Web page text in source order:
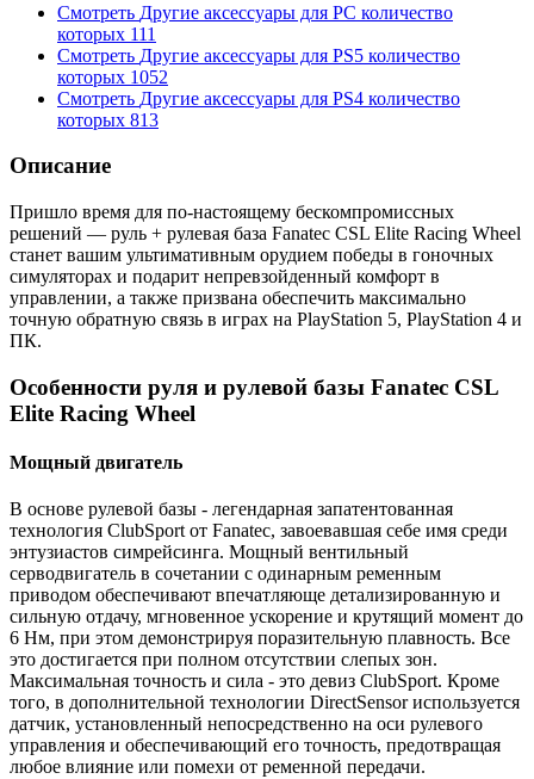
Смотреть Другие аксессуары для PC количество
которых 111
Смотреть Другие аксессуары для PS5 количество
которых 1052
Смотреть Другие аксессуары для PS4 количество
которых 813
Описание
Пришло время для по-настоящему бескомпромиссных
решений — руль + рулевая база Fanatec CSL Elite Racing Wheel
станет вашим ультимативным орудием победы в гоночных
симуляторах и подарит непревзойденный комфорт в
управлении, а также призвана обеспечить максимально
точную обратную связь в играх на PlayStation 5, PlayStation 4 и
ПК.
Особенности руля и рулевой базы Fanatec CSL
Elite Racing Wheel
Мощный двигатель
В основе рулевой базы - легендарная запатентованная
технология ClubSport от Fanatec, завоевавшая себе имя среди
энтузиастов симрейсинга. Мощный вентильный
серводвигатель в сочетании с одинарным ременным
приводом обеспечивают впечатляюще детализированную и
сильную отдачу, мгновенное ускорение и крутящий момент до
6 Нм, при этом демонстрируя поразительную плавность. Все
это достигается при полном отсутствии слепых зон.
Максимальная точность и сила - это девиз ClubSport. Кроме
того, в дополнительной технологии DirectSensor используется
датчик, установленный непосредственно на оси рулевого
управления и обеспечивающий его точность, предотвращая
любое влияние или помехи от ременной передачи.